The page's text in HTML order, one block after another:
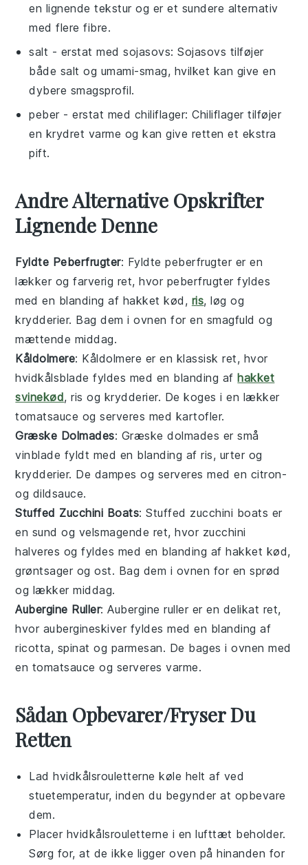
en lignende tekstur og er et sundere alternativ
med flere fibre.
salt - erstat medsojasovs: Sojasovs tilføjer
både salt og umami-smag, hvilket kan give en
dybere smagsprofil.
peber - erstat med chiliflager: Chiliflager tilføjer
en krydret varme og kan give retten et ekstra
pift.
Andre Alternative Opskrifter
Lignende Denne
Fyldte Peberfrugter: Fyldte peberfrugter er en
lækker og farverig ret, hvor peberfrugter fyldes
med en blanding af hakket kød , ris,løg og
krydderier. Bag dem i ovnen for en smagfuld og
mættende middag.
Kåldolmere: Kåldolmere er en klassisk ret, hvor
hvidkålsblade fyldes med en blanding af hakket
svinekød,ris og krydderier. De koges i en lækker
tomatsauce og serveres med kartofler.
Græske Dolmades: Græske dolmades er små
vinblade fyldt med en blanding afris, urter og
krydderier. De dampes og serveres med en citron-
og dildsauce.
Stuffed Zucchini Boats: Stuffed zucchini boats er
en sund og velsmagende ret, hvor zucchini
halveres og fyldes med en blanding afhakket kød,
grøntsager ogost. Bag dem i ovnen for en sprød
og lækker middag.
Aubergine Ruller: Aubergine ruller er en delikat ret,
hvor aubergineskiver fyldes med en blanding af
ricotta, spinat og parmesan. De bages i ovnen med
en tomatsauce og serveres varme.
Sådan Opbevarer/Fryser Du
Retten
Ladhvidkålsrouletterne køle helt af ved
stuetemperatur, inden du begynder at opbevare
dem.
Placer hvidkålsrouletterne i en lufttæt beholder.
Sørg for, at de ikke ligger oven på hinanden for